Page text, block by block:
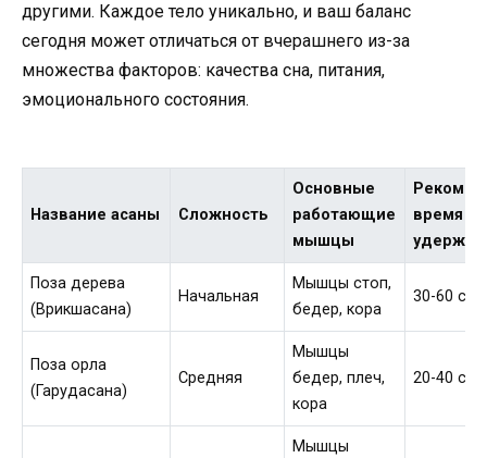
другими. Каждое тело уникально, и ваш баланс
сегодня может отличаться от вчерашнего из-за
множества факторов: качества сна, питания,
эмоционального состояния.
Название асаны Сложность
Основные
работающие
мышцы
время
Поза дерева
(Врикшасана)
Начальная
Мышцы стоп,
бедер, кора
30-60
Поза орла
(Гарудасана)
Средняя
Мышцы
бедер, плеч,
кора
20-40
Мышцы